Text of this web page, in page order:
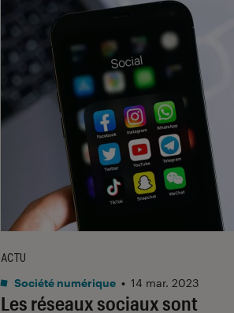
Les réseaux sociaux sont
ACTU
Société numérique • 14 mar. 2023